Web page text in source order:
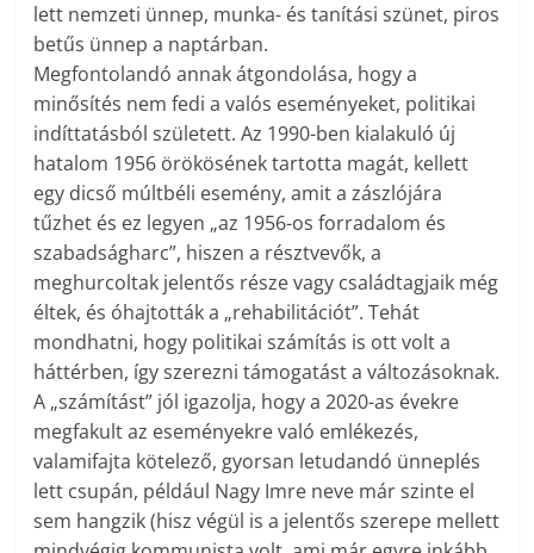
lett nemzeti ünnep, munka- és tanítási szünet, piros
betűs ünnep a naptárban.
Megfontolandó annak átgondolása, hogy a
minősítés nem fedi a valós eseményeket, politikai
indíttatásból született. Az 1990-ben kialakuló új
hatalom 1956 örökösének tartotta magát, kellett
egy dicső múltbéli esemény, amit a zászlójára
tűzhet és ez legyen „az 1956-os forradalom és
szabadságharc”, hiszen a résztvevők, a
meghurcoltak jelentős része vagy családtagjaik még
éltek, és óhajtották a „rehabilitációt”. Tehát
mondhatni, hogy politikai számítás is ott volt a
háttérben, így szerezni támogatást a változásoknak.
A „számítást” jól igazolja, hogy a 2020-as évekre
megfakult az eseményekre való emlékezés,
valamifajta kötelező, gyorsan letudandó ünneplés
lett csupán, például Nagy Imre neve már szinte el
sem hangzik (hisz végül is a jelentős szerepe mellett